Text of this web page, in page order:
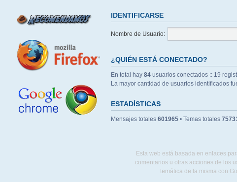
IDENTIFICARSE
Nombre de Usuario:
¿QUIÉN ESTÁ CONECTADO?
En total hay 84usuarios conectados :: 19
La mayor cantidad de usuarios identificados
ESTADÍSTICAS
Mensajes totales 601965• Temas totales
Esta web está basada en enlaces
comentarios u otras acciones de los
temática de la misma con